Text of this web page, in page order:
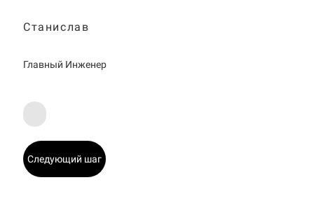
Станислав
Главный Инженер
Следующий шаг